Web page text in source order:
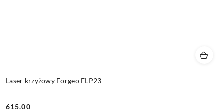
Laser krzyżowy Forgeo FLP23
615.00